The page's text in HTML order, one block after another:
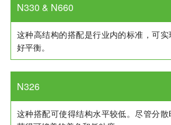
N330 & N660
这种高结构的搭配是行业内的标准，可
好平衡。
N326
这种搭配可使得结构水平较低。尽管分